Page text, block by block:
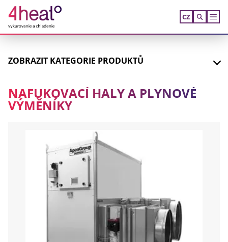
CZ
ZOBRAZIT KATEGORIE PRODUKTŮ
NAFUKOVACÍ HALY A PLYNOVÉ
VÝMĚNÍKY